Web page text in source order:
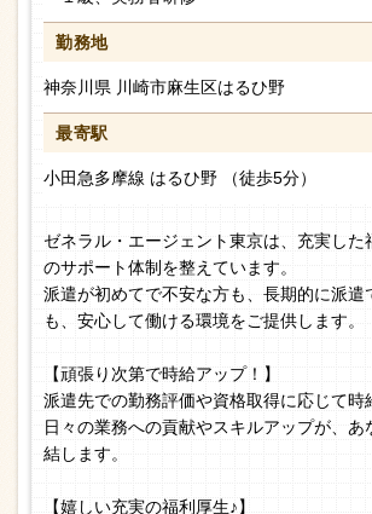
勤務地
神奈川県 川崎市麻生区はるひ野
最寄駅
小田急多摩線 はるひ野 （徒歩5分）
ゼネラル・エージェント東京は、充実した
のサポート体制を整えています。
派遣が初めてで不安な方も、長期的に派遣
も、安心して働ける環境をご提供します。
【頑張り次第で時給アップ！】
派遣先での勤務評価や資格取得に応じて時
日々の業務への貢献やスキルアップが、あ
結します。
【嬉しい充実の福利厚生♪】